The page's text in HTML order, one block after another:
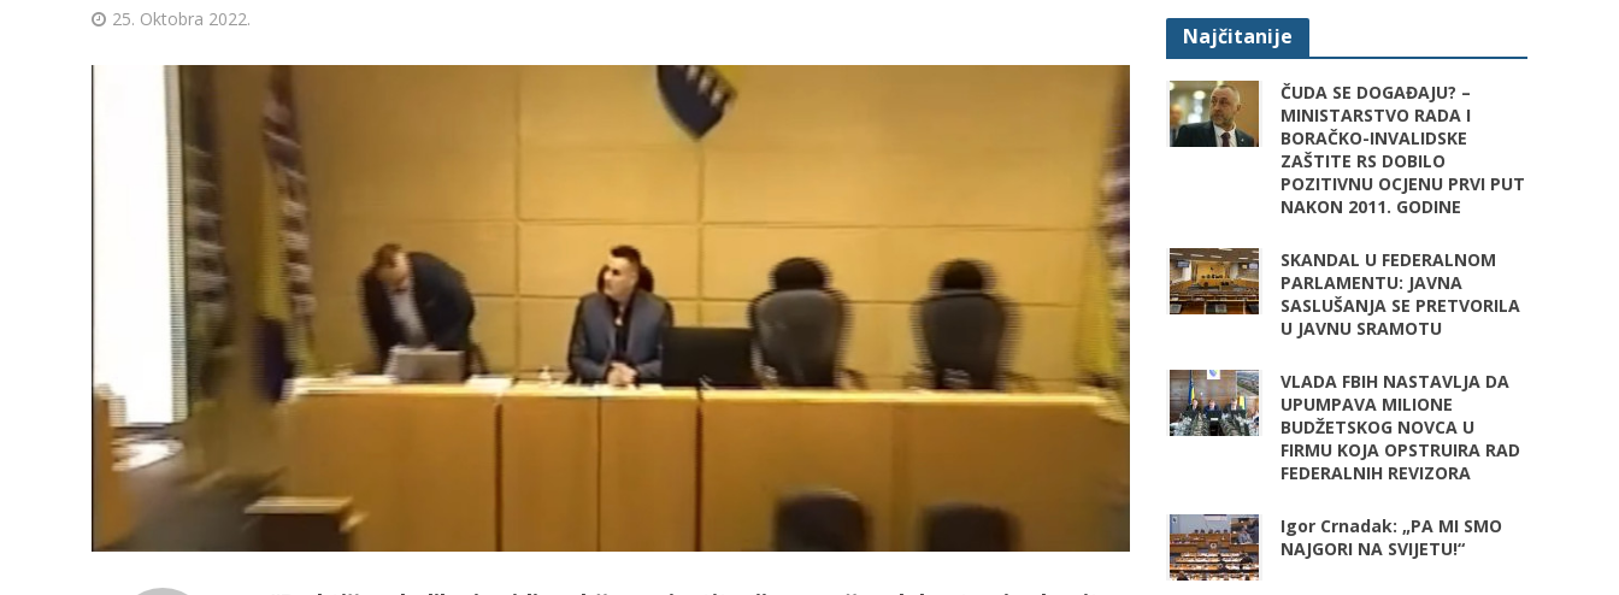
25. Oktobra 2022.
Najčitanije
ČUDA SE DOGAĐAJU? –
MINISTARSTVO RADA I
BORAČKO-INVALIDSKE
ZAŠTITE RS DOBILO
POZITIVNU OCJENU PRVI PUT
NAKON 2011. GODINE
SKANDAL U FEDERALNOM
PARLAMENTU: JAVNA
SASLUŠANJA SE PRETVORILA
U JAVNU SRAMOTU
VLADA FBIH NASTAVLJA DA
UPUMPAVA MILIONE
BUDŽETSKOG NOVCA U
FIRMU KOJA OPSTRUIRA RAD
FEDERALNIH REVIZORA
Igor Crnadak: „PA MI SMO
NAJGORI NA SVIJETU!“